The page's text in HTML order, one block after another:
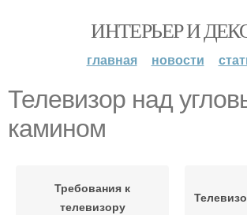
ИНТЕРЬЕР И
главная новости
Телевизор над
камином
Требования к
телевизору